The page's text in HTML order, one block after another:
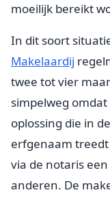
moeilijk bereikt
In dit soort
Makelaardij
twee tot vier
simpelweg
oplossing die in
erfgenaam
via de notaris
anderen. De